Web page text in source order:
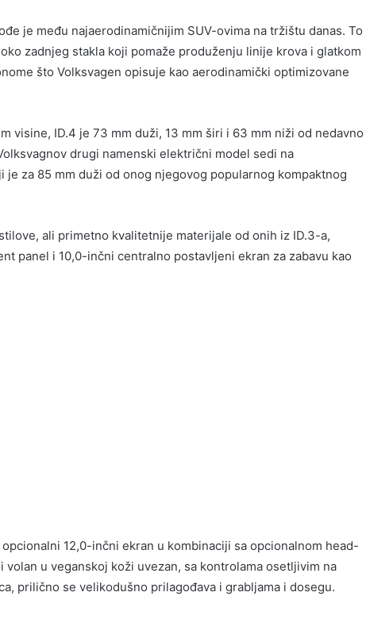
je među najaerodinamičnijim SUV-ovima na tržištu danas. To
zadnjeg stakla koji pomaže produženju linije krova i glatkom
što Volksvagen opisuje kao aerodinamički optimizovane
visine, ID.4 je 73 mm duži, 13 mm širi i 63 mm niži od nedavno
drugi namenski električni model sedi na
za 85 mm duži od onog njegovog popularnog kompaktnog
ali primetno kvalitetnije materijale od onih iz ID.3-a,
panel i 10,0-inčni centralno postavljeni ekran za zabavu kao
12,0-inčni ekran u kombinaciji sa opcionalnom head-
u veganskoj koži uvezan, sa kontrolama osetljivim na
prilično se velikodušno prilagođava i grabljama i dosegu.